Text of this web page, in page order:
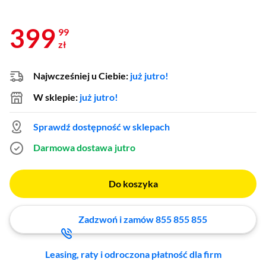
399 99
zł
Najwcześniej u Ciebie: już jutro!
W sklepie: już jutro!
Sprawdź dostępność w sklepach
Darmowa dostawa jutro
Do koszyka
Zadzwoń i zamów 855 855 855
Leasing, raty i odroczona płatność dla firm